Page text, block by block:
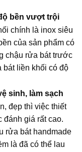
bền vượt trội
chính là inox siêu
của sản phẩm có
chậu rửa bát trước
bát liền khối có độ
sinh, làm sạch
đẹp thì việc thiết
đánh giá rất cao.
rửa bát handmade
là đã có thể lau